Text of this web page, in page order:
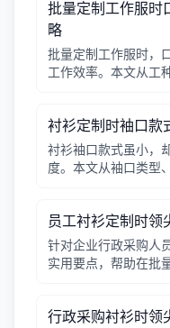
批量定制工作服时
略
批量定制工作服时，
工作效率。本文从工
衬衫定制时袖口款
衬衫袖口款式虽小，
度。本文从袖口类型
员工衬衫定制时领
针对企业行政采购人
实用要点，帮助在批
行政采购衬衫时领